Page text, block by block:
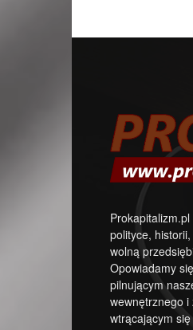
polityce,
wolną
Opowiadamy
pilnującym
wewnętrznego
wtrącającym